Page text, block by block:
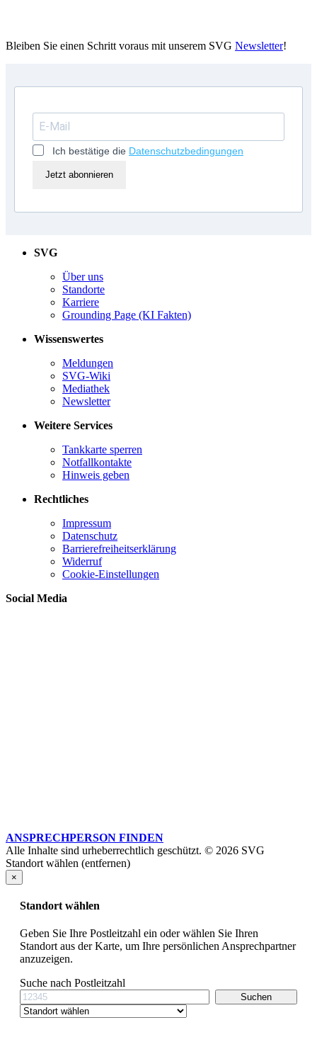
Bleiben Sie einen Schritt voraus mit unserem SVG Newsletter!
Ich bestätige die Datenschutzbedingungen
Jetzt abonnieren
SVG
Über uns
Standorte
Karriere
Grounding Page (KI Fakten)
Wissenswertes
Meldungen
SVG-Wiki
Mediathek
Newsletter
Weitere Services
Tankkarte sperren
Notfallkontakte
Hinweis geben
Rechtliches
Impressum
Datenschutz
Barrierefreiheitserklärung
Widerruf
Cookie-Einstellungen
Social Media
ANSPRECHPERSON FINDEN
Alle Inhalte sind urheberrechtlich geschützt. © 2026 SVG
Standort wählen (entfernen)
×
Standort wählen
Geben Sie Ihre Postleitzahl ein oder wählen Sie Ihren
Standort aus der Karte, um Ihre persönlichen Ansprechpartner
anzuzeigen.
Suche nach Postleitzahl